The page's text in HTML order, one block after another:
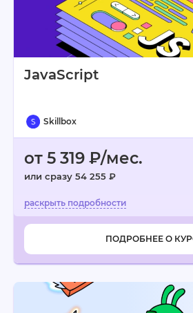
JavaScript
Skillbox
от 5 319 ₽/мес.
или сразу 54 255 ₽
ПОДРОБНЕЕ О